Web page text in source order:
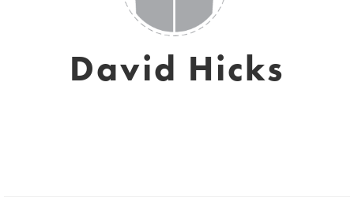
David Hicks